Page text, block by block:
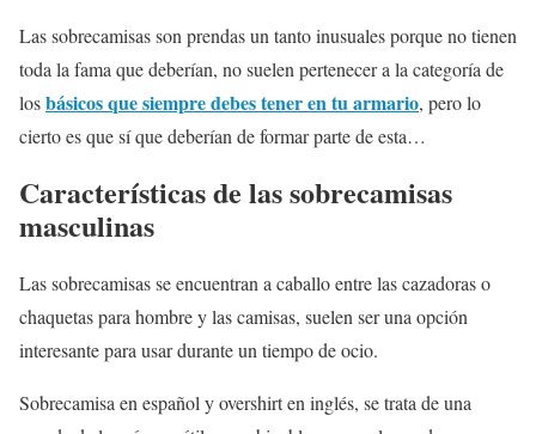
Las sobrecamisas son prendas un tanto inusuales porque no tienen
toda la fama que deberían, no suelen pertenecer a la categoría de
losbásicos que siempre debes tener en tu armario, pero lo
cierto es que sí que deberían de formar parte de esta…
Características de las sobrecamisas
masculinas
Las sobrecamisas se encuentran a caballo entre las cazadoras o
chaquetas para hombre y las camisas, suelen ser una opción
interesante para usar durante un tiempo de ocio.
Sobrecamisa en español y overshirt en inglés, se trata de una